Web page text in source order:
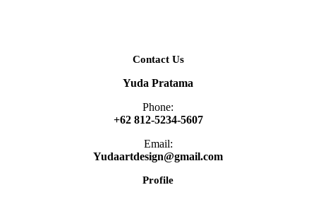
Contact Us
Yuda Pratama
Phone:
+62 812-5234-5607
Email:
Yudaartdesign@gmail.com
Profile